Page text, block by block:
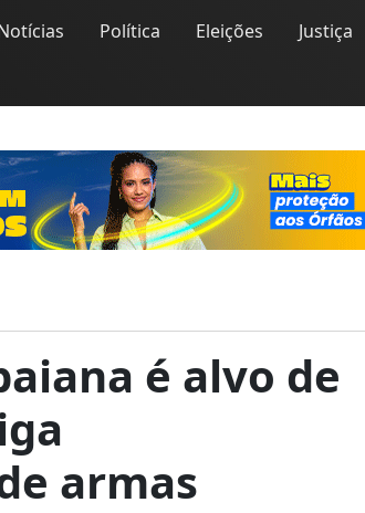
Política Eleições Justiça
é alvo de
armas